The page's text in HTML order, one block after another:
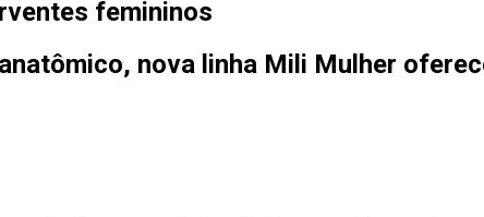
femininos
nova linha Mili Mulher